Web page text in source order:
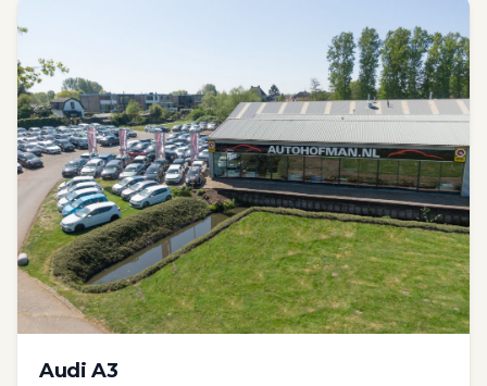
Audi A3